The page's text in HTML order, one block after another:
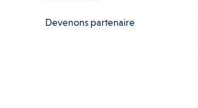
Devenons partenaire